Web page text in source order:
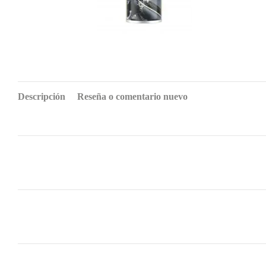
Descripción Reseña o comentario nuevo